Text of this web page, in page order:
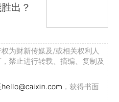
出？
为财新传媒及/或相关权利人
禁止进行转载、摘编、复制及
hello@caixin.com ，获得书面